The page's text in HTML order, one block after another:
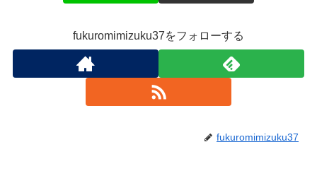
fukuromimizuku37をフォローする
fukuromimizuku37